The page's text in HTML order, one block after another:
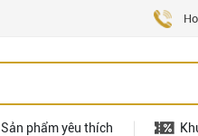
Sản phẩm yêu thích